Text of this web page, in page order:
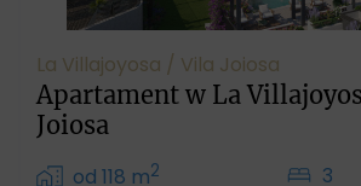
La Villajoyosa / Vila Joiosa
Apartament w La
Joiosa
od 118 m2 3